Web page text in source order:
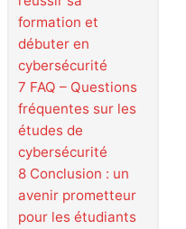
formation et
débuter en
cybersécurité
7 FAQ – Questions
fréquentes sur les
études de
cybersécurité
8 Conclusion : un
avenir prometteur
pour les étudiants